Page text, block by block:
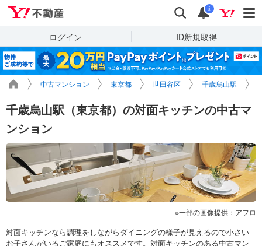
検索 通知
i
ログイン ID新規取得
中古マンション 東京都 世田谷区 千歳烏山駅
千歳烏山駅（東京都）の対面キッチンの中古マ
ンション
一部の画像提供：アフロ
対面キッチンなら調理をしながらダイニングの様子が見えるので小さい
お子さんがいるご家庭にもオススメです。対面キッチンのある中古マン